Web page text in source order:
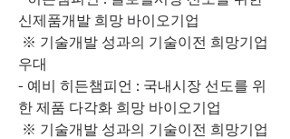
신제품개발 희망 바이오기업
※ 기술개발 성과의 기술이전 희망기업
우대
- 예비 히든챔피언 : 국내시장 선도를 위
한 제품 다각화 희망 바이오기업
※ 기술개발 성과의 기술이전 희망기업